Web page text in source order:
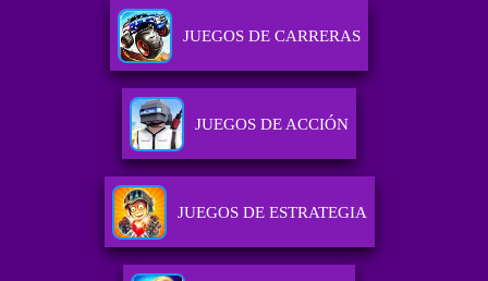
JUEGOS DE CARRERAS
JUEGOS DE ACCIÓN
JUEGOS DE ESTRATEGIA